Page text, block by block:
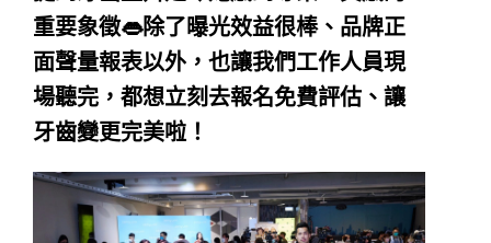
重要象徵👄除了曝光效益很棒、品牌正
面聲量報表以外，也讓我們工作人員現
場聽完，都想立刻去報名免費評估、讓
牙齒變更完美啦！